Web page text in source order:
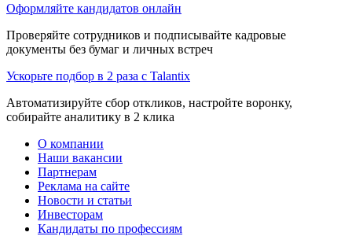
Оформляйте кандидатов онлайн
Проверяйте сотрудников и подписывайте кадровые
документы без бумаг и личных встреч
Ускорьте подбор в 2 раза с Talantix
Автоматизируйте сбор откликов, настройте воронку,
собирайте аналитику в 2 клика
О компании
Наши вакансии
Партнерам
Реклама на сайте
Новости и статьи
Инвесторам
Кандидаты по профессиям